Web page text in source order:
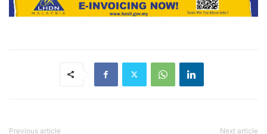
Previous article Next article